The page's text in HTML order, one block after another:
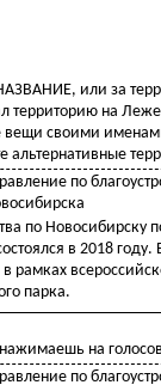
или за
территорию на
вещи своими
альтернативные
по
по
в 2018
рамках
парка.
на
по